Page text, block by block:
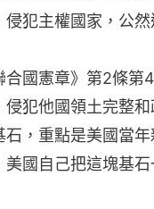
侵犯主權國家，公
合國憲章》第2條
侵犯他國領土完整
石，重點是美國當
美國自己把這塊基石